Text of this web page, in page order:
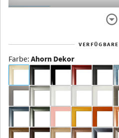
Dakota -
Rahmenloser
Aluminium
Farbe: Ahorn Dekor